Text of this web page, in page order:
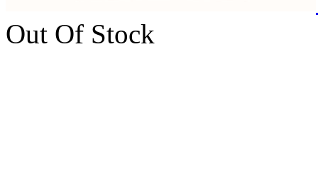
Out Of Stock